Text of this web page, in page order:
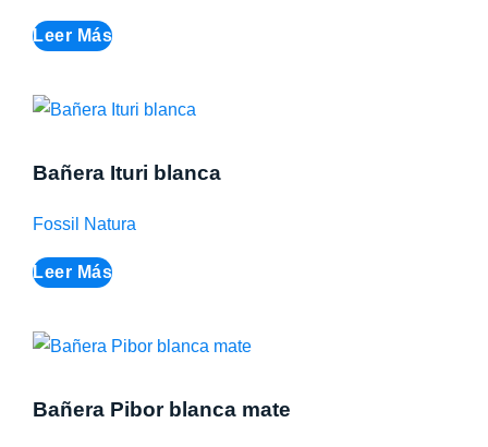
Leer Más
Bañera Ituri blanca
Fossil Natura
Leer Más
Bañera Pibor blanca mate